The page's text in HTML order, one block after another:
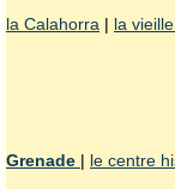
la Calahorra | la
Grenade | le centre